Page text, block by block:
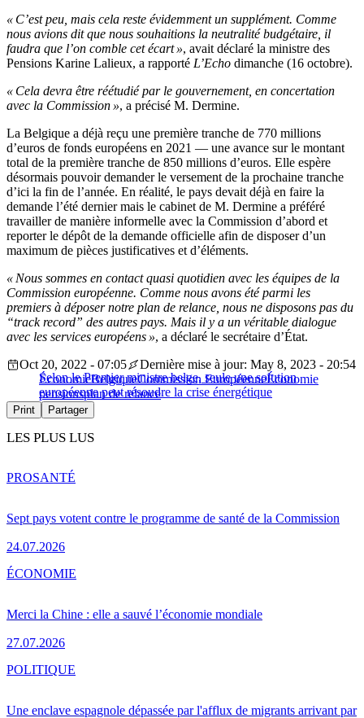
« C’est peu, mais cela reste évidemment un supplément. Comme
nous avions dit que nous souhaitions la neutralité budgétaire, il
faudra que l’on comble cet écart », avait déclaré la ministre des
Pensions Karine Lalieux, a rapporté L’Echo dimanche (16 octobre).
« Cela devra être réétudié par le gouvernement, en concertation
avec la Commission », a précisé M. Dermine.
La Belgique a déjà reçu une première tranche de 770 millions
d’euros de fonds européens en 2021 — une avance sur le montant
total de la première tranche de 850 millions d’euros. Elle espère
désormais pouvoir demander le versement de la prochaine tranche
d’ici la fin de l’année. En réalité, le pays devait déjà en faire la
demande l’été dernier mais le cabinet de M. Dermine a préféré
travailler de manière informelle avec la Commission d’abord et
reporter le dépôt de la demande officielle afin de disposer d’un
maximum de pièces justificatives et d’éléments.
« Nous sommes en contact quasi quotidien avec les équipes de la
Commission européenne. Comme nous avons été parmi les
premiers à déposer notre plan de relance, nous ne disposons pas du
“track record” des autres pays. Mais il y a un véritable dialogue
avec les services européens », a déclaré le secrétaire d’État.
Selon le Premier ministre belge, seule une solution
européenne peut résoudre la crise énergétique
Oct 20, 2022 - 07:05
Dernière mise à jour: May 8, 2023 - 20:54
ÉconomieBelgiqueCommission EuropéenneÉconomie
pensionsplan de relance
Print Partager
LES PLUS LUS
Sept pays votent contre le programme de santé de la Commission
24.07.2026
PROSANTÉ
Merci la Chine : elle a sauvé l’économie mondiale
27.07.2026
ÉCONOMIE
Une enclave espagnole dépassée par l'afflux de migrants arrivant par
POLITIQUE